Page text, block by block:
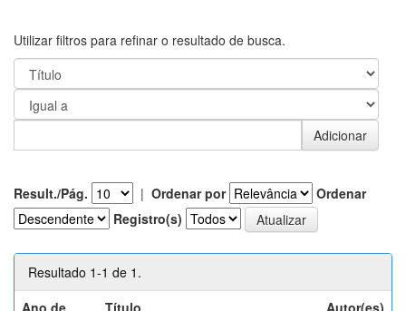
Utilizar filtros para refinar o resultado de busca.
Result./Pág. | Ordenar por
Ordenar
Registro(s)
Resultado 1-1 de 1.
Ano de
Título Autor(es)